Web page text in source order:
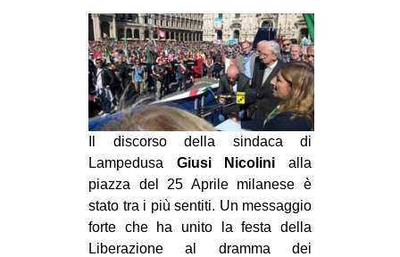
MILANO
MOBILITAZIONI
SPAZI
SPORT POPOLARE
MOVIMENTI
AMBIENTE
ANTIFASCISMO
DIRITTO ALL’ABITARE
Il discorso della sindaca di
Lampedusa Giusi Nicolini alla
piazza del 25 Aprile milanese è
stato tra i più sentiti. Un messaggio
forte che ha unito la festa della
Liberazione al dramma dei